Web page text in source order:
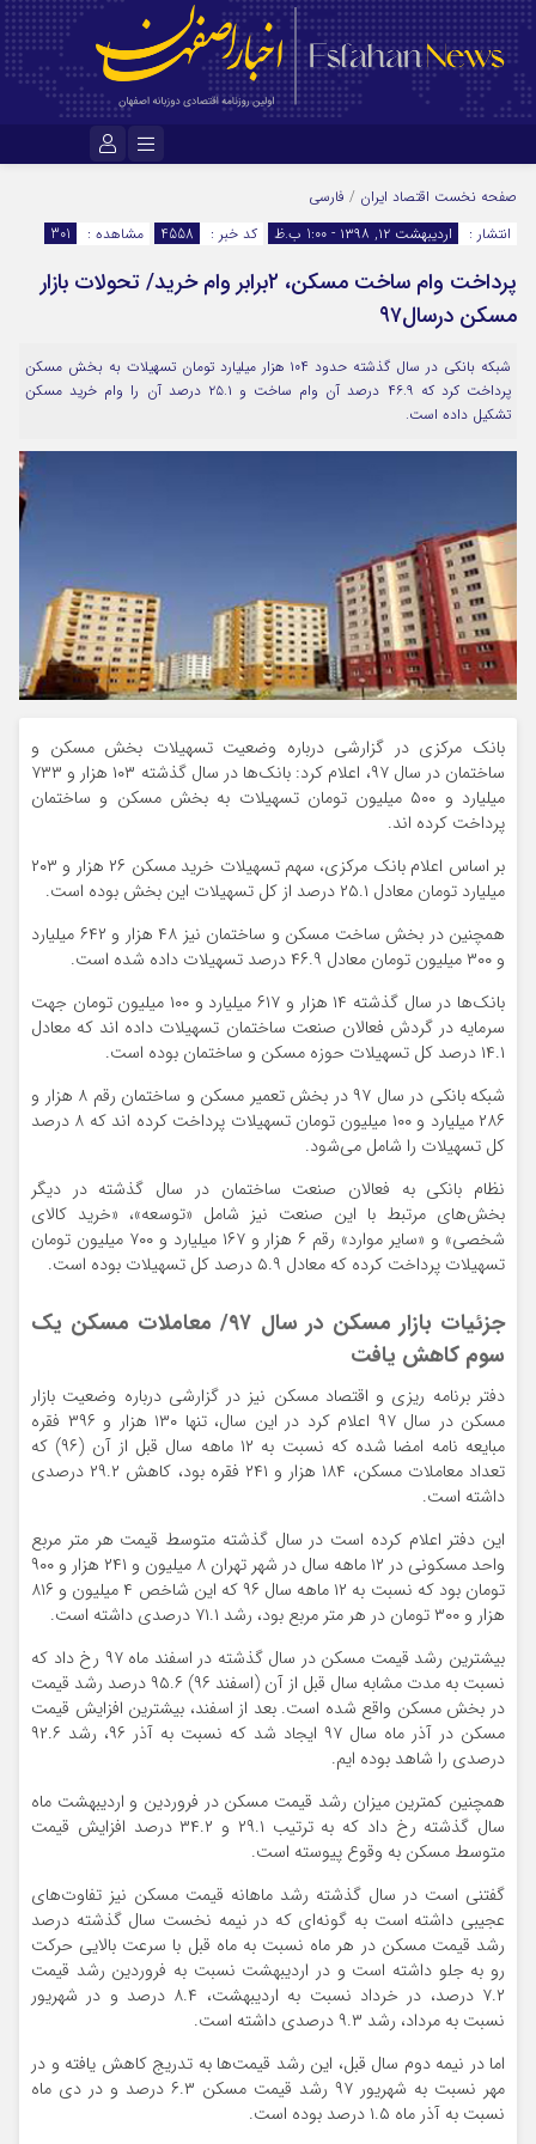
رمز عبور
مرا به خاطر بسپار
صفحه نخست اقتصاد ایران / فارسی
انتشار :
اردیبهشت ۱۲, ۱۳۹۸ - 1:00 ب.ظ کد خبر : 4558 مشاهده : 301
پرداخت وام ساخت مسکن، ۲برابر وام خرید/ تحولات بازار
مسکن درسال۹۷
شبکه بانکی در سال گذشته حدود ۱۰۴ هزار میلیارد تومان تسهیلات به بخش مسکن
پرداخت کرد که ۴۶.۹ درصد آن وام ساخت و ۲۵.۱ درصد آن را وام خرید مسکن
تشکیل داده است.
بانک مرکزی در گزارشی درباره وضعیت تسهیلات بخش مسکن و
ساختمان در سال ۹۷، اعلام کرد: بانک‌ها در سال گذشته ۱۰۳ هزار و ۷۳۳
میلیارد و ۵۰۰ میلیون تومان تسهیلات به بخش مسکن و ساختمان
پرداخت کرده اند.
بر اساس اعلام بانک مرکزی، سهم تسهیلات خرید مسکن ۲۶ هزار و ۲۰۳
میلیارد تومان معادل ۲۵.۱ درصد از کل تسهیلات این بخش بوده است.
همچنین در بخش ساخت مسکن و ساختمان نیز ۴۸ هزار و ۶۴۲ میلیارد
و ۳۰۰ میلیون تومان معادل ۴۶.۹ درصد تسهیلات داده شده است.
بانک‌ها در سال گذشته ۱۴ هزار و ۶۱۷ میلیارد و ۱۰۰ میلیون تومان جهت
سرمایه در گردش فعالان صنعت ساختمان تسهیلات داده اند که معادل
۱۴.۱ درصد کل تسهیلات حوزه مسکن و ساختمان بوده است.
شبکه بانکی در سال ۹۷ در بخش تعمیر مسکن و ساختمان رقم ۸ هزار و
۲۸۶ میلیارد و ۱۰۰ میلیون تومان تسهیلات پرداخت کرده اند که ۸ درصد
کل تسهیلات را شامل می‌شود.
نظام بانکی به فعالان صنعت ساختمان در سال گذشته در دیگر
بخش‌های مرتبط با این صنعت نیز شامل «توسعه»، «خرید کالای
شخصی» و «سایر موارد» رقم ۶ هزار و ۱۶۷ میلیارد و ۷۰۰ میلیون تومان
تسهیلات پرداخت کرده که معادل ۵.۹ درصد کل تسهیلات بوده است.
جزئیات بازار مسکن در سال ۹۷/
معاملات مسکن یک
سوم کاهش یافت
دفتر برنامه ریزی و اقتصاد مسکن نیز در گزارشی درباره وضعیت بازار
مسکن در سال ۹۷ اعلام کرد در این سال، تنها ۱۳۰ هزار و ۳۹۶ فقره
مبایعه نامه امضا شده که نسبت به ۱۲ ماهه سال قبل از آن (۹۶) که
تعداد معاملات مسکن، ۱۸۴ هزار و ۲۴۱ فقره بود، کاهش ۲۹.۲ درصدی
داشته است.
این دفتر اعلام کرده است در سال گذشته متوسط قیمت هر متر مربع
واحد مسکونی در ۱۲ ماهه سال در شهر تهران ۸ میلیون و ۲۴۱ هزار و ۹۰۰
تومان بود که نسبت به ۱۲ ماهه سال ۹۶ که این شاخص ۴ میلیون و ۸۱۶
هزار و ۳۰۰ تومان در هر متر مربع بود، رشد ۷۱.۱ درصدی داشته است.
بیشترین رشد قیمت مسکن در سال گذشته در اسفند ماه ۹۷ رخ داد که
نسبت به مدت مشابه سال قبل از آن (اسفند ۹۶) ۹۵.۶ درصد رشد قیمت
در بخش مسکن واقع شده است. بعد از اسفند، بیشترین افزایش قیمت
مسکن در آذر ماه سال ۹۷ ایجاد شد که نسبت به آذر ۹۶، رشد ۹۲.۶
درصدی را شاهد بوده ایم.
همچنین کمترین میزان رشد قیمت مسکن در فروردین و اردیبهشت ماه
سال گذشته رخ داد که به ترتیب ۲۹.۱ و ۳۴.۲ درصد افزایش قیمت
متوسط مسکن به وقوع پیوسته است.
گفتنی است در سال گذشته رشد ماهانه قیمت مسکن نیز تفاوت‌های
عجیبی داشته است به گونه‌ای که در نیمه نخست سال گذشته درصد
رشد قیمت مسکن در هر ماه نسبت به ماه قبل با سرعت بالایی حرکت
رو به جلو داشته است و در اردیبهشت نسبت به فروردین رشد قیمت
۷.۲ درصد، در خرداد نسبت به اردیبهشت، ۸.۴ درصد و در شهریور
نسبت به مرداد، رشد ۹.۳ درصدی داشته است.
اما در نیمه دوم سال قبل، این رشد قیمت‌ها به تدریج کاهش یافته و در
مهر نسبت به شهریور ۹۷ رشد قیمت مسکن ۶.۳ درصد و در دی ماه
نسبت به آذر ماه ۱.۵ درصد بوده است.